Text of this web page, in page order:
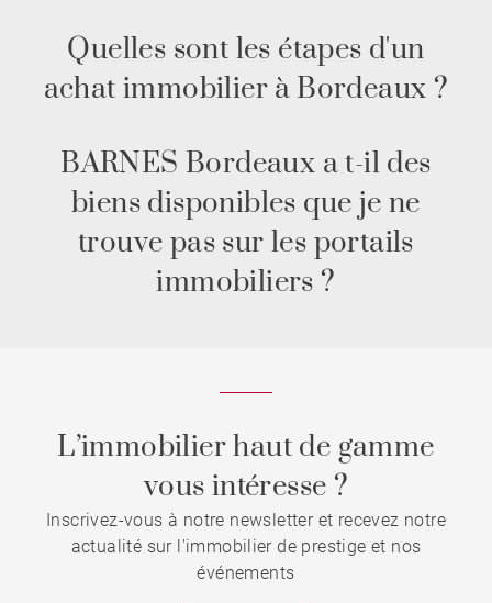
Quelles sont les étapes d'un
achat immobilier à Bordeaux ?
BARNES Bordeaux a t-il des
biens disponibles que je ne
trouve pas sur les portails
immobiliers ?
L’immobilier haut de gamme
vous intéresse ?
Inscrivez-vous à notre newsletter et recevez notre
actualité sur l'immobilier de prestige et nos
événements